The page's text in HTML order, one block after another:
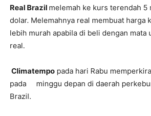
Real Brazil melemah ke kurs terendah 5
dolar. Melemahnya real membuat harga
lebih murah apabila di beli dengan mata
real.
Climatempo pada hari Rabu
pada minggu depan di daerah
Brazil.